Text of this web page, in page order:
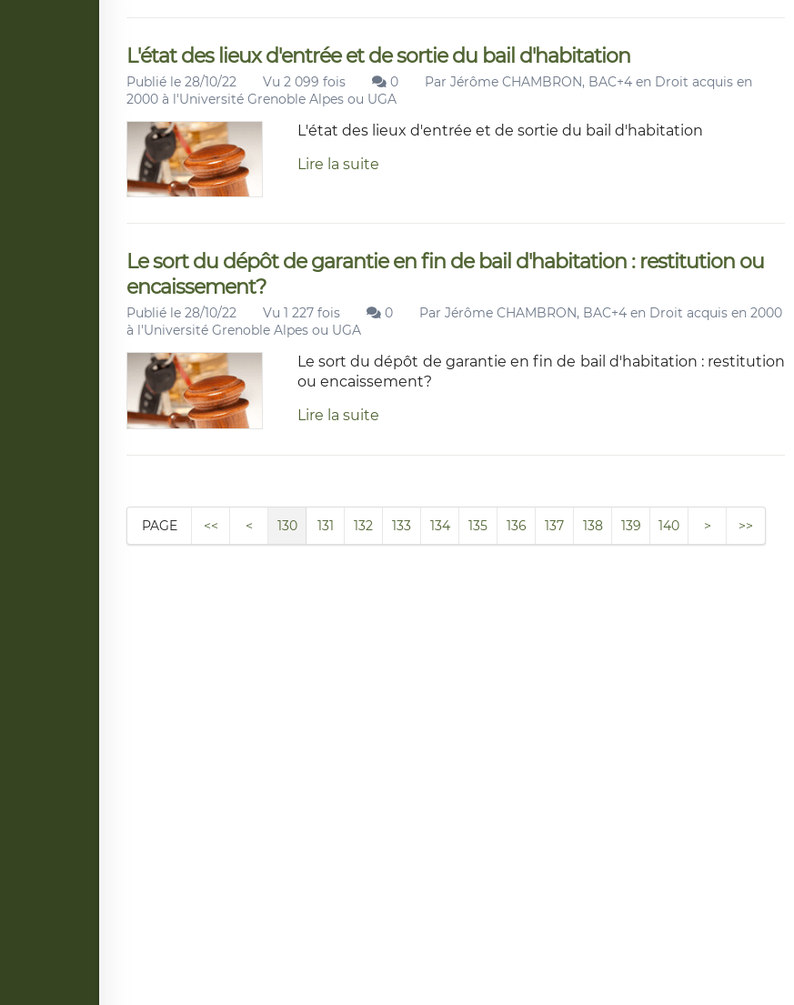
L'état des lieux d'entrée et de sortie du bail d'habitation
Publié le 28/10/22 Vu 2 099 fois 0 Par Jérôme CHAMBRON, BAC+4 en Droit acquis en
2000 à l'Université Grenoble Alpes ou UGA
L'état des lieux d'entrée et de sortie du bail d'habitation
Lire la suite
Le sort du dépôt de garantie en fin de bail d'habitation : restitution ou
encaissement?
Publié le 28/10/22 Vu 1 227 fois 0 Par Jérôme CHAMBRON, BAC+4 en Droit acquis en 2000
à l'Université Grenoble Alpes ou UGA
Le sort du dépôt de garantie en fin de bail d'habitation : restitution
ou encaissement?
Lire la suite
PAGE << < 130 131 132 133 134 135 136 137 138 139 140 > >>